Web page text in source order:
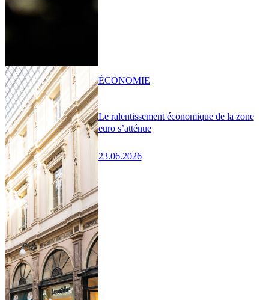
Le ralentissement économique de la zone
euro s’atténue
23.06.2026
ÉCONOMIE